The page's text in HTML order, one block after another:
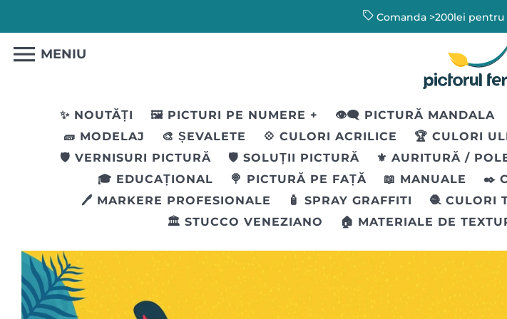
Comanda >200lei pentru
MENIU
✨ NOUTĂȚI 🖼️ PICTURI PE NUMERE + 👁️‍🗨️ PICTURĂ MANDALA
🧱 MODELAJ
🎨 ȘEVALETE 💠 CULORI ACRILICE 🏆 CULORI
🛡️ VERNISURI PICTURĂ
🛡️ SOLUȚII PICTURĂ ⚜️ AURITURĂ /
🎓 EDUCAȚIONAL
🍭 PICTURĂ PE FAȚĂ 📖 MANUALE ✒️
🖊 MARKERE PROFESIONALE
🧴 SPRAY GRAFFITI 🧶 CULORI
🏛️ STUCCO VENEZIANO
🏠 MATERIALE DE